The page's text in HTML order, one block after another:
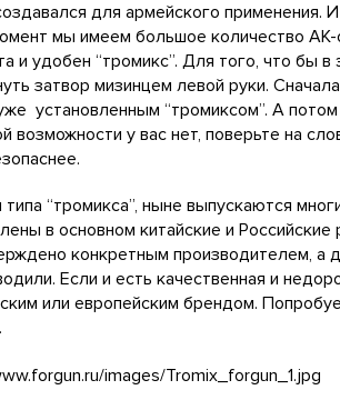
для армейского применения.
мы имеем большое количество
и удобен “тромикс”. Для того, что бы
затвор мизинцем левой руки.
установленным “тромиксом”. А
возможности у вас нет, поверьте на
“тромикса”, ныне выпускаются
в основном китайские и
конкретным производителем, а
Если и есть качественная и
или европейским брендом.